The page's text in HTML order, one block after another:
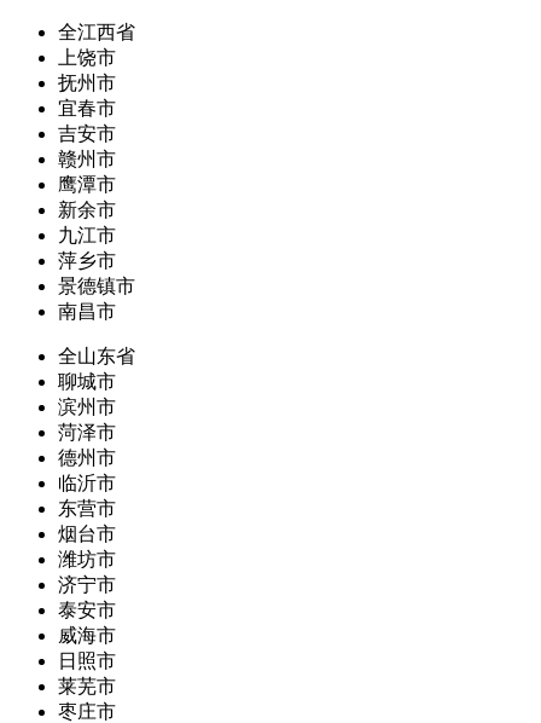
全江西省
上饶市
抚州市
宜春市
吉安市
赣州市
鹰潭市
新余市
九江市
萍乡市
景德镇市
南昌市
全山东省
聊城市
滨州市
菏泽市
德州市
临沂市
东营市
烟台市
潍坊市
济宁市
泰安市
威海市
日照市
莱芜市
枣庄市